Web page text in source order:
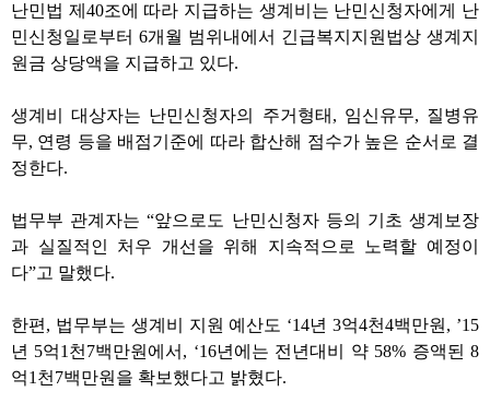
난민법 제40조에 따라 지급하는 생계비는 난민신청자에게 난
민신청일로부터 6개월 범위내에서 긴급복지지원법상 생계지
원금 상당액을 지급하고 있다.
생계비 대상자는 난민신청자의 주거형태, 임신유무, 질병유
무, 연령 등을 배점기준에 따라 합산해 점수가 높은 순서로 결
정한다.
법무부 관계자는 “앞으로도 난민신청자 등의 기초 생계보장
과 실질적인 처우 개선을 위해 지속적으로 노력할 예정이
다”고 말했다.
한편, 법무부는 생계비 지원 예산도 ‘14년 3억4천4백만원, ’15
년 5억1천7백만원에서, ‘16년에는 전년대비 약 58% 증액된 8
억1천7백만원을 확보했다고 밝혔다.